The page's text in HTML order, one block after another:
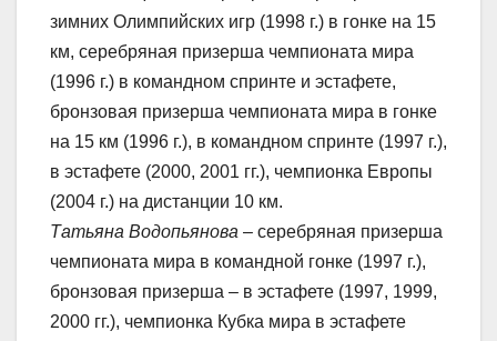
зимних Олимпийских игр (1998 г.) в гонке на 15
км, серебряная призерша чемпионата мира
(1996 г.) в командном спринте и эстафете,
бронзовая призерша чемпионата мира в гонке
на 15 км (1996 г.), в командном спринте (1997 г.),
в эстафете (2000, 2001 гг.), чемпионка Европы
(2004 г.) на дистанции 10 км.
Татьяна Водопьянова – серебряная призерша
чемпионата мира в командной гонке (1997 г.),
бронзовая призерша – в эстафете (1997, 1999,
2000 гг.), чемпионка Кубка мира в эстафете